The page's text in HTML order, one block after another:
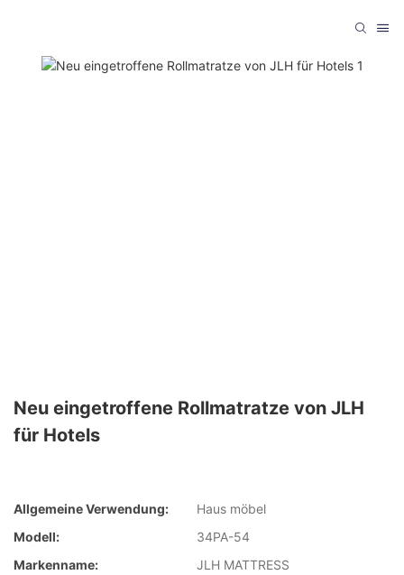
Neu eingetroffene Rollmatratze von JLH
für Hotels
Allgemeine Verwendung:
Haus möbel
Modell:
34PA-54
Markenname:
JLH MATTRESS